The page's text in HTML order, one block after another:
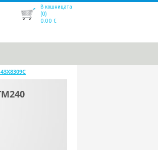
В кошницата
(0)
0,00 €